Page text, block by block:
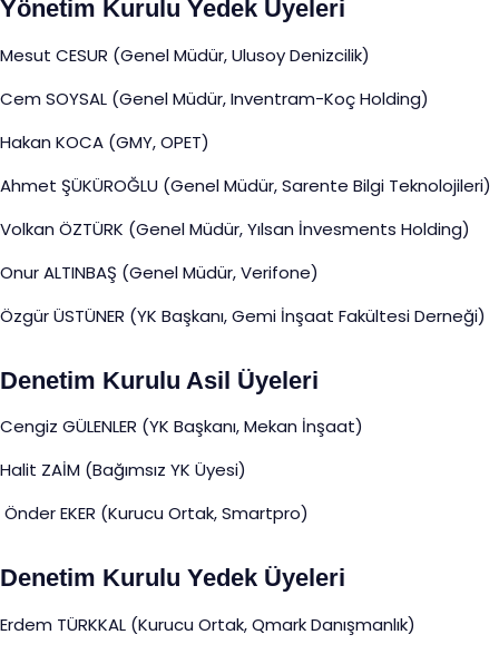
Yönetim Kurulu Yedek Üyeleri
Mesut CESUR (Genel Müdür, Ulusoy Denizcilik)
Cem SOYSAL (Genel Müdür, Inventram-Koç Holding)
Hakan KOCA (GMY, OPET)
Ahmet ŞÜKÜROĞLU (Genel Müdür, Sarente Bilgi Teknolojileri)
Volkan ÖZTÜRK (Genel Müdür, Yılsan İnvesments Holding)
Onur ALTINBAŞ (Genel Müdür, Verifone)
Özgür ÜSTÜNER (YK Başkanı, Gemi İnşaat Fakültesi Derneği)
Denetim Kurulu Asil Üyeleri
Cengiz GÜLENLER (YK Başkanı, Mekan İnşaat)
Halit ZAİM (Bağımsız YK Üyesi)
Önder EKER (Kurucu Ortak, Smartpro)
Denetim Kurulu Yedek Üyeleri
Erdem TÜRKKAL (Kurucu Ortak, Qmark Danışmanlık)